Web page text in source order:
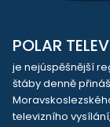
POLAR
je nejúspěšnější
štáby denně
televizního